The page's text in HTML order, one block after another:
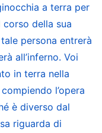
abbia trattato in
il quale
è stato
a
indole
che conduce,
La
a terra per
della sua
persona entrerà
all’inferno. Voi
in terra nella
l’opera
è diverso dal
riguarda di